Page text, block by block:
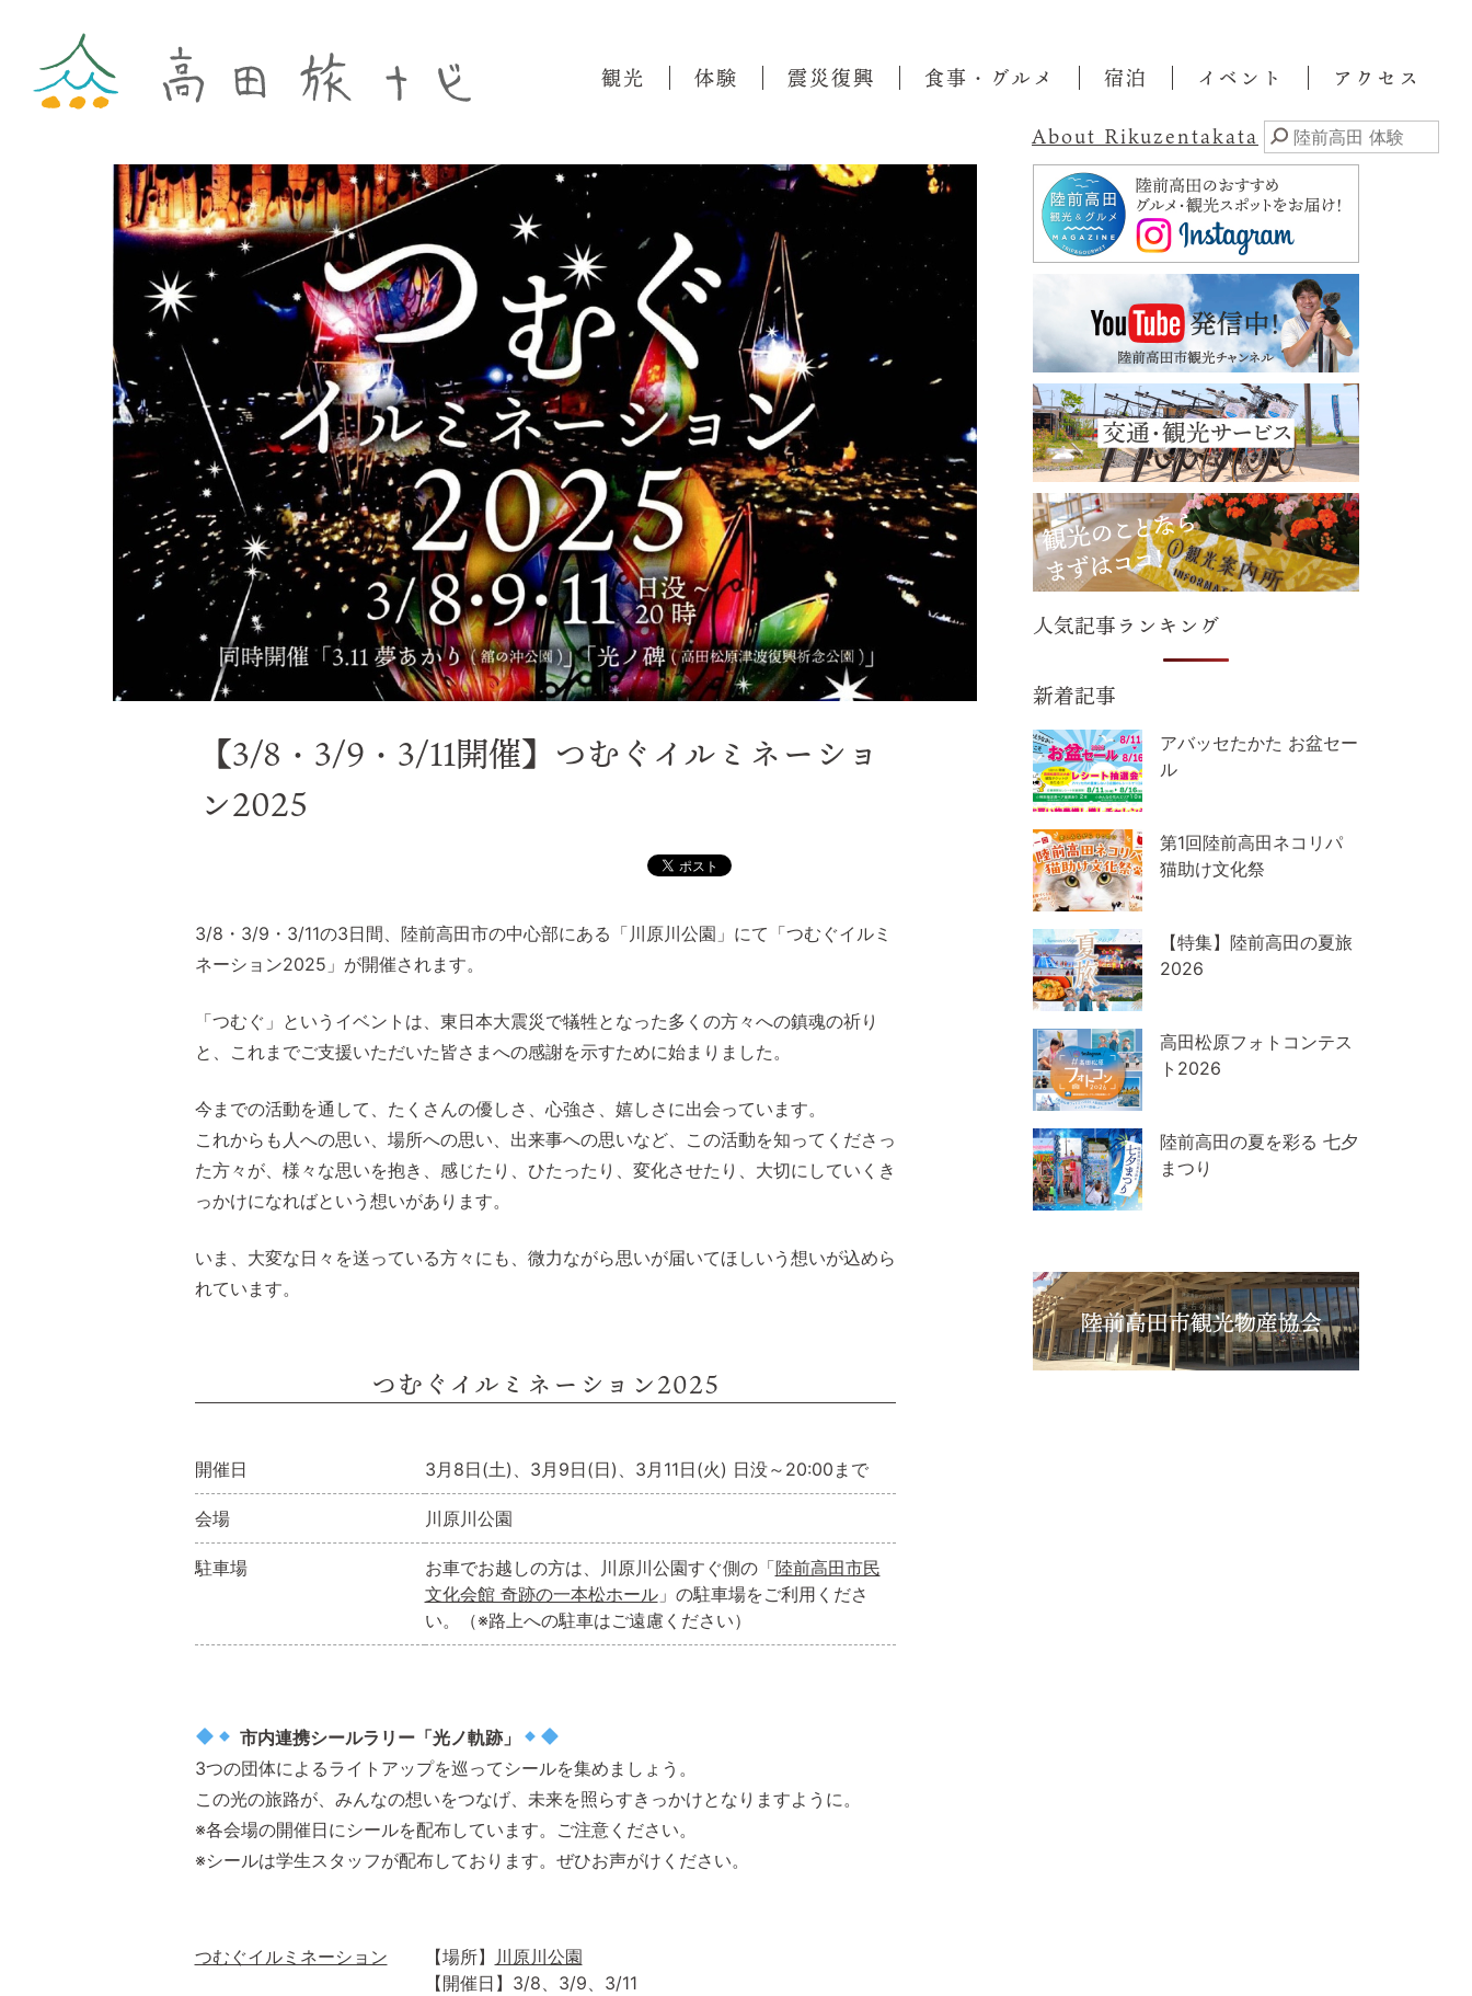
観光 体験 震災復興 食事・グルメ 宿泊 イベント アクセス
About Rikuzentakata
【3/8・3/9・3/11開催】つむぐイルミネーショ
ン2025
3/8・3/9・3/11の3日間、陸前高田市の中心部にある「川原川公園」にて「つむぐイルミ
ネーション2025」が開催されます。
「つむぐ」というイベントは、東日本大震災で犠牲となった多くの方々への鎮魂の祈り
と、これまでご支援いただいた皆さまへの感謝を示すために始まりました。
今までの活動を通して、たくさんの優しさ、心強さ、嬉しさに出会っています。
これからも人への思い、場所への思い、出来事への思いなど、この活動を知ってくださっ
た方々が、様々な思いを抱き、感じたり、ひたったり、変化させたり、大切にしていくき
っかけになればという想いがあります。
いま、大変な日々を送っている方々にも、微力ながら思いが届いてほしいう想いが込めら
れています。
つむぐイルミネーション2025
開催日 3月8日(土)、3月9日(日)、3月11日(火) 日没～20:00まで
会場 川原川公園
駐車場 お車でお越しの方は、川原川公園すぐ側の「陸前高田市民
文化会館 奇跡の一本松ホール」の駐車場をご利用くださ
い。（※路上への駐車はご遠慮ください）
市内連携シールラリー「光ノ軌跡」
3つの団体によるライトアップを巡ってシールを集めましょう。
この光の旅路が、みんなの想いをつなげ、未来を照らすきっかけとなりますように。
※各会場の開催日にシールを配布しています。ご注意ください。
※シールは学生スタッフが配布しております。ぜひお声がけください。
つむぐイルミネーション 【場所】
川原川公園
【開催日】3/8、3/9、3/11
人気記事ランキング
新着記事
アバッセたかた お盆セー
ル
第1回陸前高田ネコリパ
猫助け文化祭
【特集】陸前高田の夏旅
2026
高田松原フォトコンテス
ト2026
陸前高田の夏を彩る 七夕
まつり